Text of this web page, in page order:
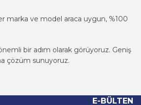
marka ve model araca uygun, %100
bir adım olarak görüyoruz. Geniş
çözüm sunuyoruz.
ve model araca uygun, %100
E-BÜLTEN